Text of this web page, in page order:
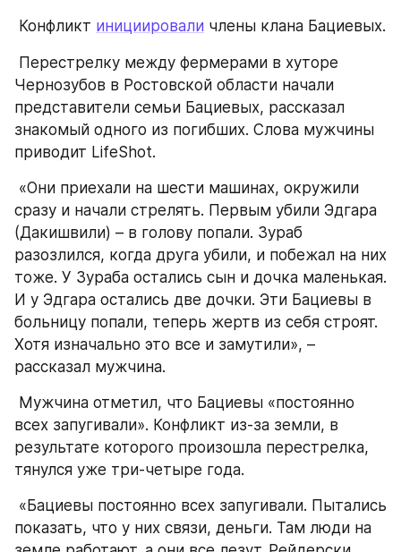
Конфликт инициировали
Чернозубов в Ростовской области начали
представители семьи Бациевых, рассказал
знакомый одного из погибших. Слова мужчины
приводит LifeShot.
сразу и начали стрелять. Первым убили Эдгара
(Дакишвили) – в голову попали. Зураб
разозлился, когда друга убили, и побежал на них
тоже. У Зураба остались сын и дочка маленькая.
И у Эдгара остались две дочки. Эти Бациевы в
больницу попали, теперь жертв из себя строят.
Хотя изначально это все и замутили», –
рассказал мужчина.
всех запугивали». Конфликт из-за земли, в
результате которого произошла перестрелка,
тянулся уже три-четыре года.
показать, что у них связи, деньги. Там люди на